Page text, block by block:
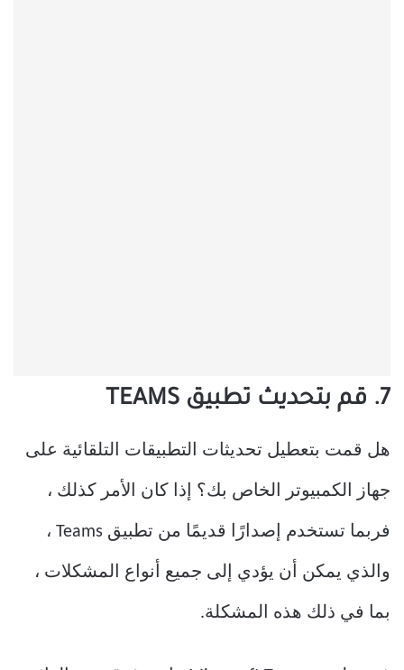
7. قم بتحديث تطبيق TEAMS
هل قمت بتعطيل تحديثات التطبيقات التلقائية على
جهاز الكمبيوتر الخاص بك؟ إذا كان الأمر كذلك ،
فربما تستخدم إصدارًا قديمًا من تطبيق Teams ،
والذي يمكن أن يؤدي إلى جميع أنواع المشكلات ،
بما في ذلك هذه المشكلة.